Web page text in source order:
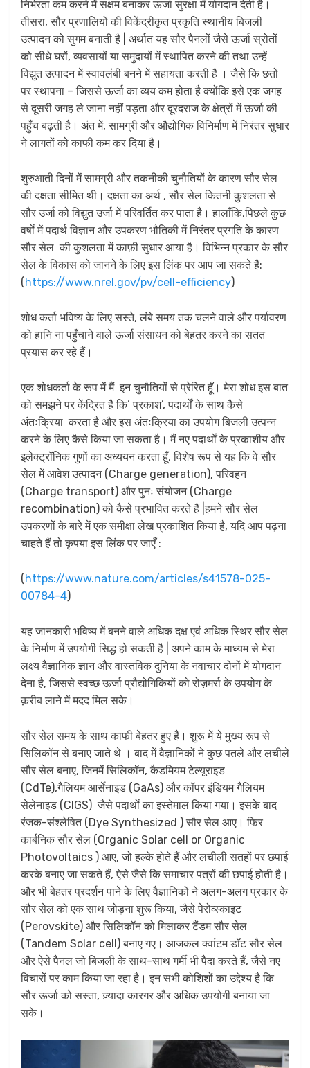
निर्भरता कम करने में सक्षम बनाकर ऊर्जा सुरक्षा में योगदान देती है।
तीसरा, सौर प्रणालियों की विकेंद्रीकृत प्रकृति स्थानीय बिजली
उत्पादन को सुगम बनाती है | अर्थात यह सौर पैनलों जैसे ऊर्जा स्रोतों
को सीधे घरों, व्यवसायों या समुदायों में स्थापित करने की तथा उन्हें
विद्युत उत्पादन में स्वावलंबी बनने में सहायता करती है । जैसे कि छतों
पर स्थापना – जिससे ऊर्जा का व्यय कम होता है क्योंकि इसे एक जगह
से दूसरी जगह ले जाना नहीं पड़ता और दूरदराज के क्षेत्रों में ऊर्जा की
पहुँच बढ़ती है। अंत में, सामग्री और औद्योगिक विनिर्माण में निरंतर सुधार
ने लागतों को काफी कम कर दिया है।
शुरुआती दिनों में सामग्री और तकनीकी चुनौतियों के कारण सौर सेल
की दक्षता सीमित थी। दक्षता का अर्थ , सौर सेल कितनी कुशलता से
सौर उर्जा को विद्युत उर्जा में परिवर्तित कर पाता है। हालाँकि,पिछले कुछ
वर्षों में पदार्थ विज्ञान और उपकरण भौतिकी में निरंतर प्रगति के कारण
सौर सेल की कुशलता में काफ़ी सुधार आया है। विभिन्न प्रकार के सौर
सेल के विकास को जानने के लिए इस लिंक पर आप जा सकते हैं:
(https://www.nrel.gov/pv/cell-efficiency)
शोध कर्ता भविष्य के लिए सस्ते, लंबे समय तक चलने वाले और पर्यावरण
को हानि ना पहुँचाने वाले ऊर्जा संसाधन को बेहतर करने का सतत
प्रयास कर रहे हैं।
एक शोधकर्ता के रूप में मैं इन चुनौतियों से प्रेरित हूँ। मेरा शोध इस बात
को समझने पर केंद्रित है कि’ प्रकाश’, पदार्थों के साथ कैसे
अंतःक्रिया करता है और इस अंतःक्रिया का उपयोग बिजली उत्पन्न
करने के लिए कैसे किया जा सकता है। मैं नए पदार्थों के प्रकाशीय और
इलेक्ट्रॉनिक गुणों का अध्ययन करता हूँ, विशेष रूप से यह कि वे सौर
सेल में आवेश उत्पादन (Charge generation), परिवहन
(Charge transport) और पुनः संयोजन (Charge
recombination) को कैसे प्रभावित करते हैं |हमने सौर सेल
उपकरणों के बारे में एक समीक्षा लेख प्रकाशित किया है, यदि आप पढ़ना
चाहते हैं तो कृपया इस लिंक पर जाएँ :
(https://www.nature.com/articles/s41578-025-
00784-4)
यह जानकारी भविष्य में बनने वाले अधिक दक्ष एवं अधिक स्थिर सौर सेल
के निर्माण में उपयोगी सिद्ध हो सकती है | अपने काम के माध्यम से मेरा
लक्ष्य वैज्ञानिक ज्ञान और वास्तविक दुनिया के नवाचार दोनों में योगदान
देना है, जिससे स्वच्छ ऊर्जा प्रौद्योगिकियों को रोज़मर्रा के उपयोग के
क़रीब लाने में मदद मिल सके।
सौर सेल समय के साथ काफी बेहतर हुए हैं। शुरू में ये मुख्य रूप से
सिलिकॉन से बनाए जाते थे । बाद में वैज्ञानिकों ने कुछ पतले और लचीले
सौर सेल बनाए, जिनमें सिलिकॉन, कैडमियम टेल्यूराइड
(CdTe),गैलियम आर्सेनाइड (GaAs) और कॉपर इंडियम गैलियम
सेलेनाइड (CIGS) जैसे पदार्थों का इस्तेमाल किया गया। इसके बाद
रंजक-संश्लेषित (Dye Synthesized ) सौर सेल आए। फिर
कार्बनिक सौर सेल (Organic Solar cell or Organic
Photovoltaics ) आए, जो हल्के होते हैं और लचीली सतहों पर छपाई
करके बनाए जा सकते हैं, ऐसे जैसे कि समाचार पत्रों की छपाई होती है।
और भी बेहतर प्रदर्शन पाने के लिए वैज्ञानिकों ने अलग-अलग प्रकार के
सौर सेल को एक साथ जोड़ना शुरू किया, जैसे पेरोव्स्काइट
(Perovskite) और सिलिकॉन को मिलाकर टैंडम सौर सेल
(Tandem Solar cell) बनाए गए। आजकल क्वांटम डॉट सौर सेल
और ऐसे पैनल जो बिजली के साथ-साथ गर्मी भी पैदा करते हैं, जैसे नए
विचारों पर काम किया जा रहा है। इन सभी कोशिशों का उद्देश्य है कि
सौर ऊर्जा को सस्ता, ज़्यादा कारगर और अधिक उपयोगी बनाया जा
सके।